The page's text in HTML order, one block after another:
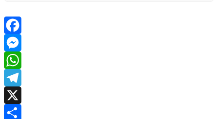
Facebook
Messenger
WhatsApp
Telegram
X